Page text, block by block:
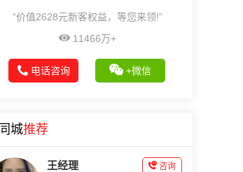
“价值2628元新客权益，等您来领!”
11466万+
电话咨询 +微信
同城推荐
王经理 咨询